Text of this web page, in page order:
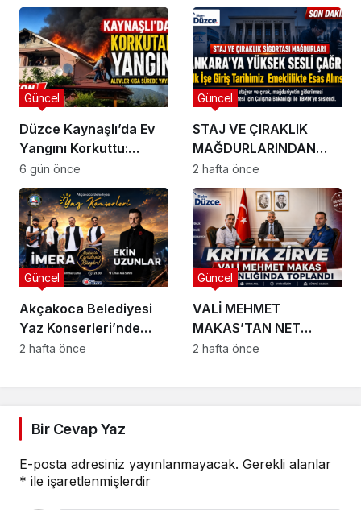
Düzce Kaynaşlı’da Ev
Yangını Korkuttu:
Alevler Çatıyı Sardı!
Güncel
6 gün önce
STAJ VE ÇIRAKLIK
MAĞDURLARINDAN
ANKARA’YA YÜKSEK
SESLİ ÇAĞRI:
Güncel
2 hafta önce
Akçakoca Belediyesi
Yaz Konserleri’nde
Karadeniz Rüzgârı!
Güncel
2 hafta önce
VALİ MEHMET
MAKAS’TAN NET
MESAJ: GEÇİT YOK!
Güncel
2 hafta önce
Bir Cevap Yaz
E-posta adresiniz yayınlanmayacak. Gerekli alanlar
* ile işaretlenmişlerdir